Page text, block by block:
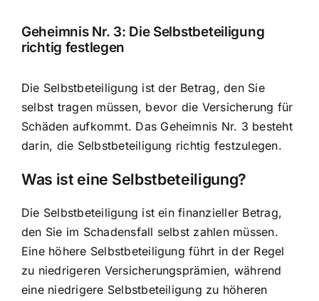
Geheimnis Nr. 3: Die Selbstbeteiligung
richtig festlegen
Die Selbstbeteiligung ist der Betrag, den Sie
selbst tragen müssen, bevor die Versicherung für
Schäden aufkommt. Das Geheimnis Nr. 3 besteht
darin, die Selbstbeteiligung richtig festzulegen.
Was ist eine Selbstbeteiligung?
Die Selbstbeteiligung ist ein finanzieller Betrag,
den Sie im Schadensfall selbst zahlen müssen.
Eine höhere Selbstbeteiligung führt in der Regel
zu niedrigeren Versicherungsprämien, während
eine niedrigere Selbstbeteiligung zu höheren